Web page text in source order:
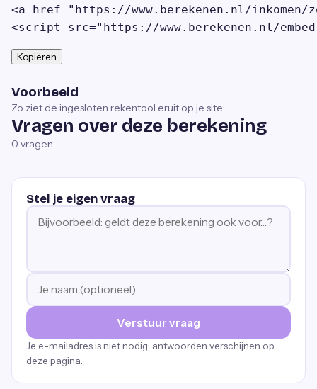
<a href="https://www.berekenen.nl/inkomen/
<script src="https://www.berekenen.nl/
Kopiëren
Voorbeeld
Zo ziet de ingesloten rekentool eruit op je site:
Vragen over deze berekening
0 vragen
Stel je eigen vraag
Verstuur vraag
Je e-mailadres is niet nodig; antwoorden verschijnen op
deze pagina.